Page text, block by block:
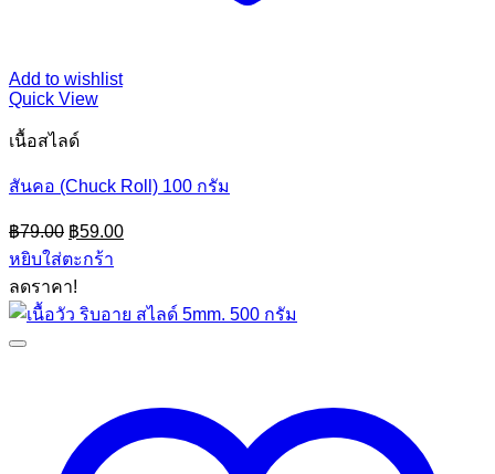
Add to wishlist
Quick View
เนื้อสไลด์
สันคอ (Chuck Roll) 100 กรัม
฿79.00 Original
price
was:
฿79.00.
฿59.00Current
price
หยิบใส่ตะกร้า
ลดราคา!